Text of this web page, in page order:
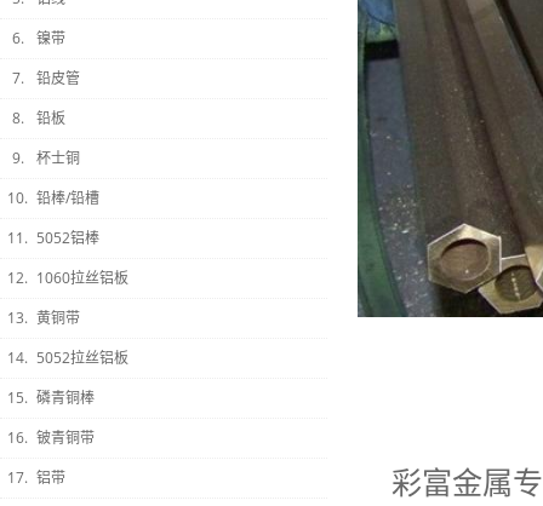
6. 镍带
7. 铅皮管
8. 铅板
9. 杯士铜
10. 铅棒/铅槽
11. 5052铝棒
12. 1060拉丝铝板
13. 黄铜带
14. 5052拉丝铝板
15. 磷青铜棒
16. 铍青铜带
17. 铝带
彩富金属